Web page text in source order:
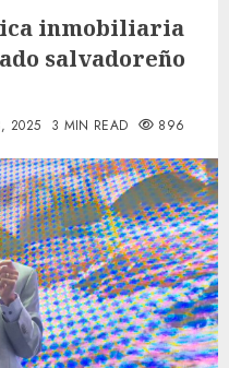
inmobiliaria
salvadoreño
2025 3 MIN READ 896